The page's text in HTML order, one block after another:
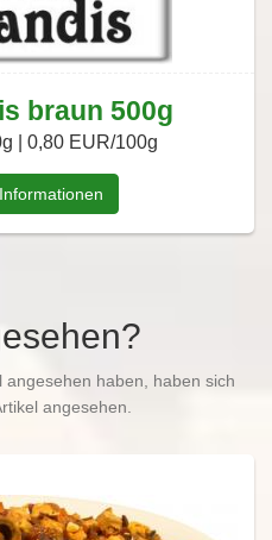
braun 500g
| 0,80 EUR/100g
angesehen haben, haben sich
angesehen.